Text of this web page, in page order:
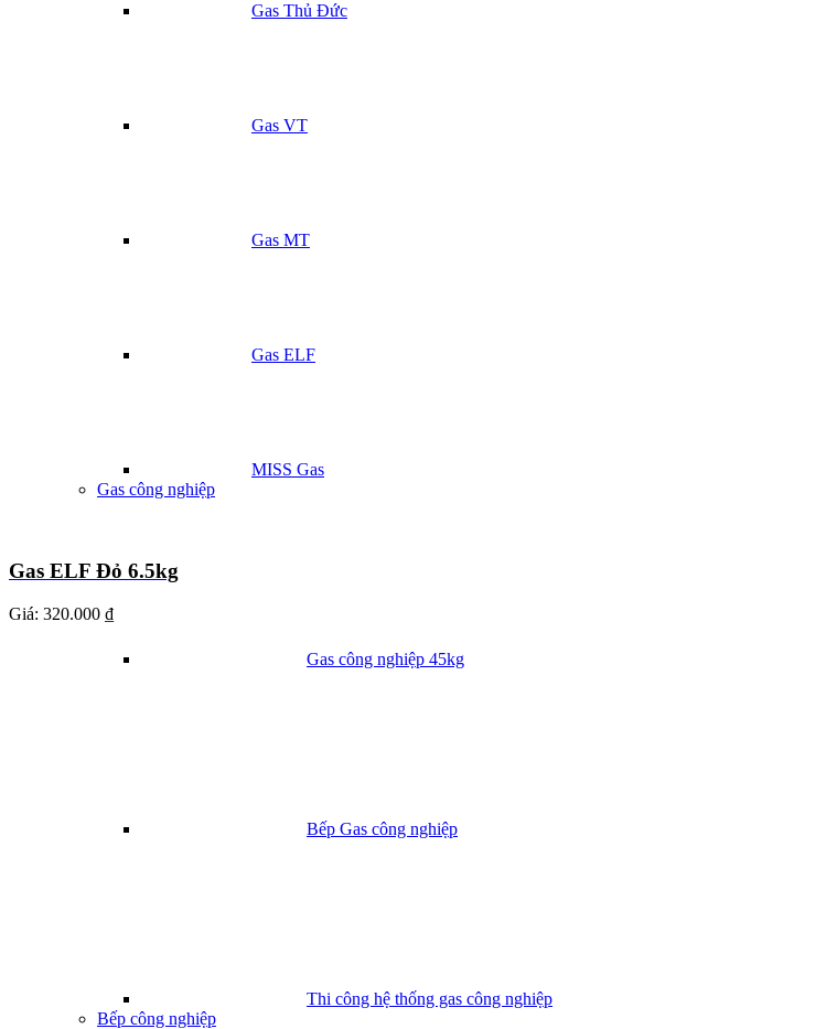
Gas Thủ Đức
Gas VT
Gas MT
Gas ELF
MISS Gas
Gas công nghiệp
Gas công nghiệp 45kg
Bếp Gas công nghiệp
Thi công hệ thống gas công nghiệp
Bếp công nghiệp
Gas ELF Đỏ 6.5kg
Giá: 320.000 ₫